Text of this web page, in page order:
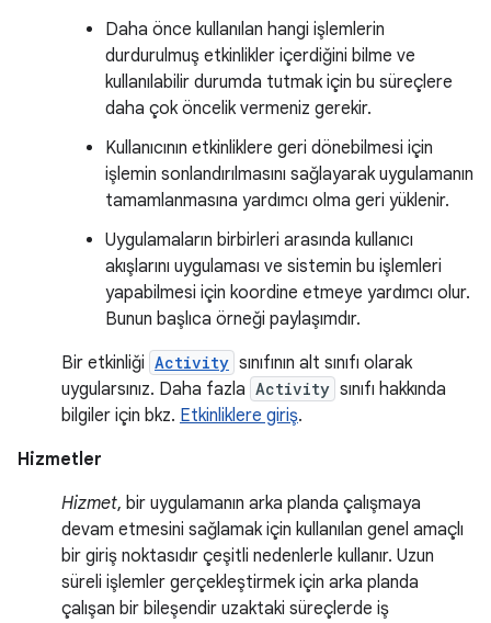
Daha önce kullanılan hangi işlemlerin
durdurulmuş etkinlikler içerdiğini bilme ve
kullanılabilir durumda tutmak için bu süreçlere
daha çok öncelik vermeniz gerekir.
Kullanıcının etkinliklere geri dönebilmesi için
işlemin sonlandırılmasını sağlayarak uygulamanın
tamamlanmasına yardımcı olma geri yüklenir.
Uygulamaların birbirleri arasında kullanıcı
akışlarını uygulaması ve sistemin bu işlemleri
yapabilmesi için koordine etmeye yardımcı olur.
Bunun başlıca örneği paylaşımdır.
Bir etkinliği Activity sınıfının alt sınıfı olarak
uygularsınız. Daha fazla Activity sınıfı hakkında
bilgiler için bkz. Etkinliklere giriş.
Hizmetler
Hizmet, bir uygulamanın arka planda çalışmaya
devam etmesini sağlamak için kullanılan genel amaçlı
bir giriş noktasıdır çeşitli nedenlerle kullanır. Uzun
süreli işlemler gerçekleştirmek için arka planda
çalışan bir bileşendir uzaktaki süreçlerde iş